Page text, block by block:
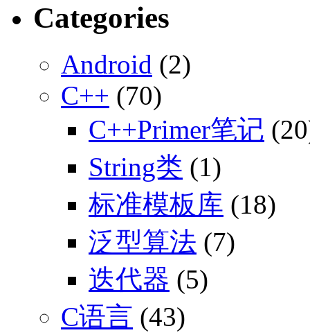
Categories
Android (2)
C++ (70)
C++Primer笔记
String类 (1)
标准模板库 (18)
泛型算法 (7)
迭代器 (5)
C语言 (43)